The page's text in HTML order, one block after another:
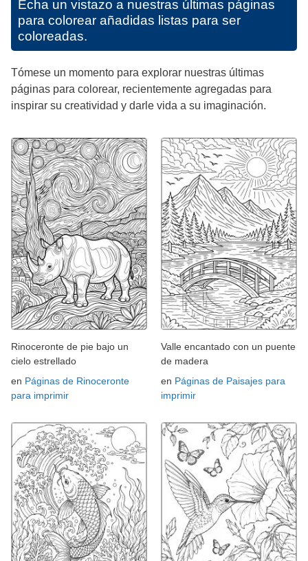
Echa un vistazo a nuestras últimas páginas
para colorear añadidas listas para ser
coloreadas.
Tómese un momento para explorar nuestras últimas
páginas para colorear, recientemente agregadas para
inspirar su creatividad y darle vida a su imaginación.
Rinoceronte de pie bajo un
cielo estrellado
en Páginas de Rinoceronte
para imprimir
Valle encantado con un puente
de madera
en Páginas de Paisajes para
imprimir